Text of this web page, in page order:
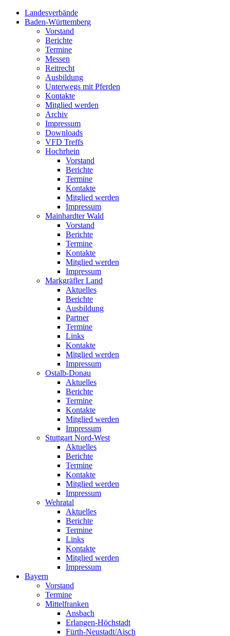
Landesverbände
Baden-Württemberg
Vorstand
Berichte
Termine
Messen
Reitrecht
Ausbildung
Unterwegs mit Pferden
Kontakte
Mitglied werden
Archiv
Impressum
Downloads
VFD Treffs
Hochrhein
Vorstand
Berichte
Termine
Kontakte
Mitglied werden
Impressum
Mainhardter Wald
Vorstand
Berichte
Termine
Kontakte
Mitglied werden
Impressum
Markgräfler Land
Aktuelles
Berichte
Ausbildung
Partner
Termine
Links
Kontakte
Mitglied werden
Impressum
Ostalb-Donau
Aktuelles
Berichte
Termine
Kontakte
Mitglied werden
Impressum
Stuttgart Nord-West
Aktuelles
Berichte
Termine
Kontakte
Mitglied werden
Impressum
Wehratal
Aktuelles
Berichte
Termine
Links
Kontakte
Mitglied werden
Impressum
Bayern
Vorstand
Termine
Mittelfranken
Ansbach
Erlangen-Höchstadt
Fürth-Neustadt/Aisch